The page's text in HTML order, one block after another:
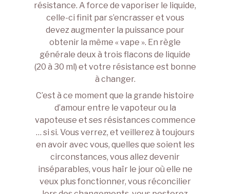
résistance. A force de vaporiser le liquide,
celle-ci finit par s’encrasser et vous
devez augmenter la puissance pour
obtenir la même « vape ». En règle
générale deux à trois flacons de liquide
(20 à 30 ml) et votre résistance est bonne
à changer.
C’est à ce moment que la grande histoire
d’amour entre le vapoteur ou la
vapoteuse et ses résistances commence
… si si. Vous verrez, et veillerez à toujours
en avoir avec vous, quelles que soient les
circonstances, vous allez devenir
inséparables, vous haïr le jour où elle ne
veux plus fonctionner, vous réconcilier